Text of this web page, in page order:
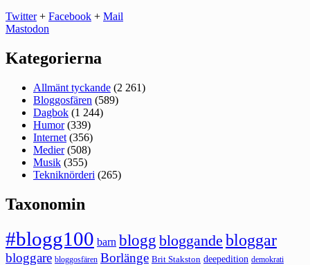
Twitter+ Facebook + Mail
Mastodon
Kategorierna
Allmänt tyckande (2 261)
Bloggosfären (589)
Dagbok (1 244)
Humor(339)
Internet (356)
Medier(508)
Musik (355)
Tekniknörderi (265)
Taxonomin
#blogg100 barn blogg bloggande bloggar
bloggare bloggosfären Borlänge Brit Stakston deepedition demokrati